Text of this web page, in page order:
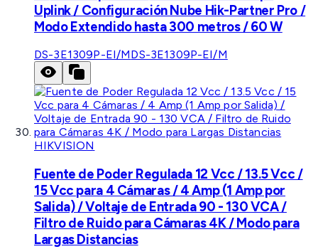
Uplink / Configuración Nube Hik-Partner Pro /
Modo Extendido hasta 300 metros / 60 W
DS-3E1309P-EI/MDS-3E1309P-EI/M
HIKVISION
Fuente de Poder Regulada 12 Vcc / 13.5 Vcc /
15 Vcc para 4 Cámaras / 4 Amp (1 Amp por
Salida) / Voltaje de Entrada 90 - 130 VCA /
Filtro de Ruido para Cámaras 4K / Modo para
Largas Distancias